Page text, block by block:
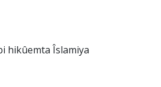
hikûemta Îslamiya